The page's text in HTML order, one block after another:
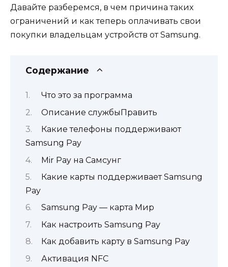
Давайте разберемся, в чем причина таких
ограничений и как теперь оплачивать свои
покупки владельцам устройств от Samsung.
Содержание
Что это за программа
Описание службыПравить
Какие телефоны поддерживают
Samsung Pay
Mir Pay на Самсунг
Какие карты поддерживает Samsung
Pay
Samsung Pay — карта Мир
Как настроить Samsung Pay
Как добавить карту в Samsung Pay
Активация NFC